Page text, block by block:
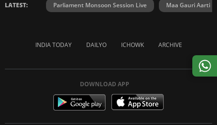
LATEST: Parliament Monsoon Session Live Maa Gauri Aarti
INDIA TODAY DAILYO ICHOWK ARCHIVE
DOWNLOAD APP